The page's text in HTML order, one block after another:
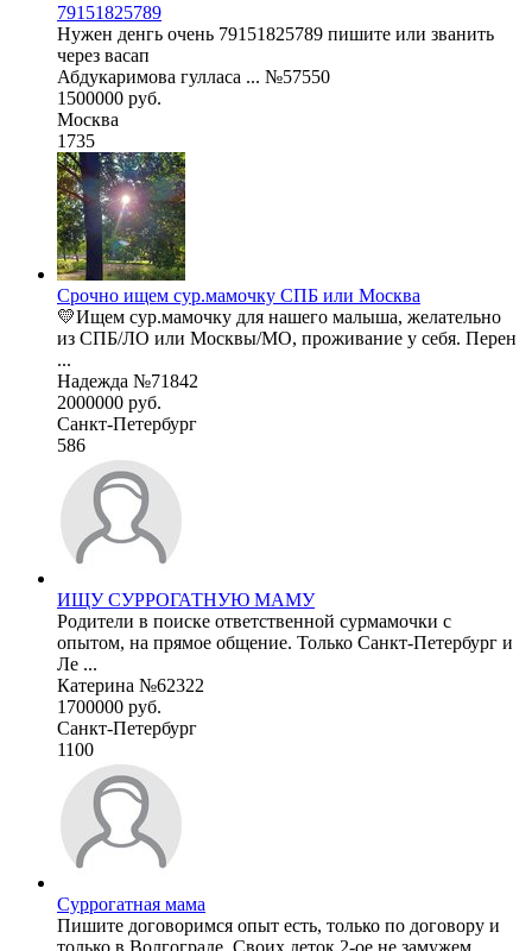
79151825789
Нужен денгь очень 79151825789 пишите или званить
через васап
Абдукаримова гулласа ... №57550
1500000 руб.
Москва
1735
Срочно ищем сур.мамочку СПБ или Москва
💛Ищем сур.мамочку для нашего малыша, желательно
из СПБ/ЛО или Москвы/МО, проживание у себя. Перен
...
Надежда №71842
2000000 руб.
Санкт-Петербург
586
ИЩУ СУРРОГАТНУЮ МАМУ
Родители в поиске ответственной сурмамочки с
опытом, на прямое общение. Только Санкт-Петербург и
Ле ...
Катерина №62322
1700000 руб.
Санкт-Петербург
1100
Суррогатная мама
Пишите договоримся опыт есть, только по договору и
только в Волгограде. Своих деток 2-ое.не замужем ...